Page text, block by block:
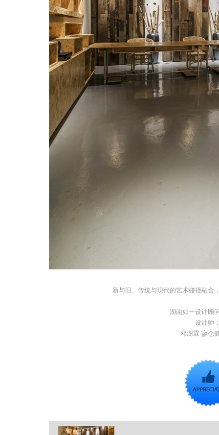
新与旧、传统与现代的艺术碰撞融合
湖南如一设计顾
设计师
邓澍霖 寥仓